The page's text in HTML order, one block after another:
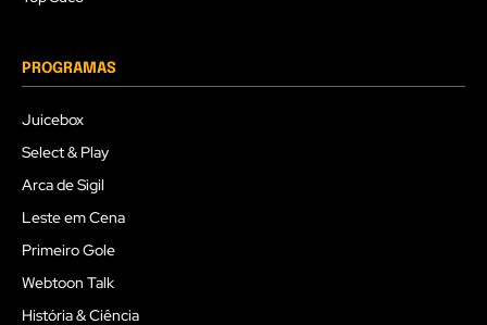
PROGRAMAS
Juicebox
Select & Play
Arca de Sigil
Leste em Cena
Primeiro Gole
Webtoon Talk
História & Ciência